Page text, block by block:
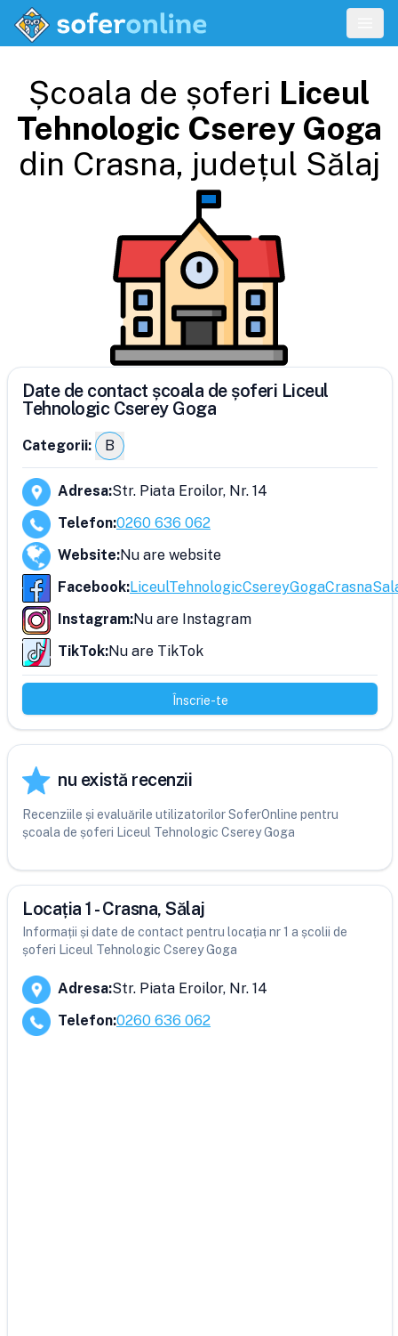
Școala de șoferi Liceul
Tehnologic Cserey Goga
din Crasna, județul Sălaj
Date de contact școala de șoferi Liceul
Tehnologic Cserey Goga
Categorii: B
Adresa:Str. Piata Eroilor, Nr. 14
Telefon:0260 636 062
Website:Nu are website
Facebook:
Instagram:Nu are Instagram
TikTok:Nu are TikTok
Înscrie-te
nu există recenzii
Recenziile și evaluările utilizatorilor SoferOnline pentru
școala de șoferi Liceul Tehnologic Cserey Goga
Locația 1 - Crasna, Sălaj
Informații și date de contact pentru locația nr 1 a școlii de
șoferi Liceul Tehnologic Cserey Goga
Adresa:Str. Piata Eroilor, Nr. 14
Telefon:0260 636 062